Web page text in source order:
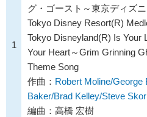
1
グ・ゴースト～東京ディズ
Tokyo Disney Resort(R)
Tokyo Disneyland(R) Is Your
Your Heart～Grim Grinning
Theme Song
作曲： Robert Moline/
Baker/Brad Kelley/Steve
編曲：高橋 宏樹